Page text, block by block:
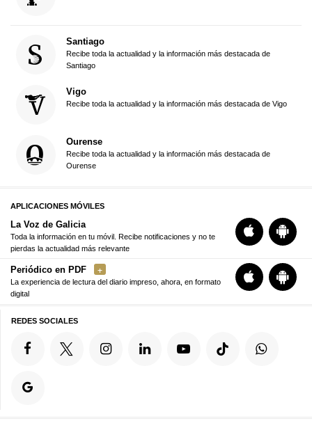
Santiago
Recibe toda la actualidad y la información más destacada de
Santiago
Vigo
Recibe toda la actualidad y la información más destacada de Vigo
Ourense
Recibe toda la actualidad y la información más destacada de
Ourense
APLICACIONES MÓVILES
La Voz de Galicia
Toda la información en tu móvil. Recibe notificaciones y no te
pierdas la actualidad más relevante
Periódico en PDF
La experiencia de lectura del diario impreso, ahora, en formato
digital
REDES SOCIALES